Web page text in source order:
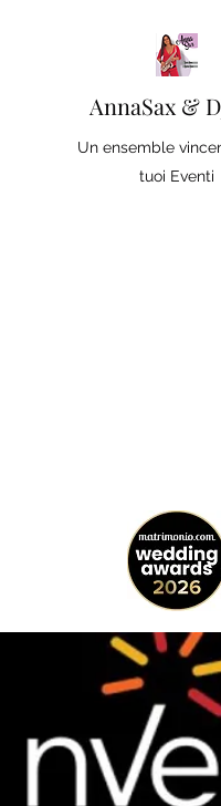
AnnaSax &
Un ensemble
tuoi Eventi